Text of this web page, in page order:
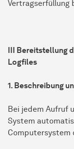
Vertragserfüllung
III Bereitstellung
Logfiles
1. Beschreibung
Bei jedem Aufruf
System
Computersystem